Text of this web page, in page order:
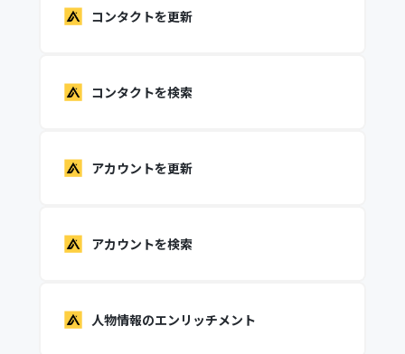
コンタクトを更新
コンタクトを検索
アカウントを更新
アカウントを検索
人物情報のエンリッチメント